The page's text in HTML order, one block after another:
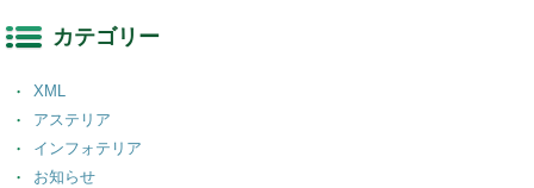
カテゴリー
XML
アステリア
インフォテリア
お知らせ